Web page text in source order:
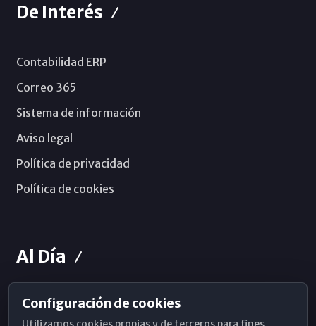
De Interés
Contabilidad ERP
Correo 365
Sistema de información
Aviso legal
Política de privacidad
Política de cookies
Al Día
Horarios de Misa
Configuración de cookies